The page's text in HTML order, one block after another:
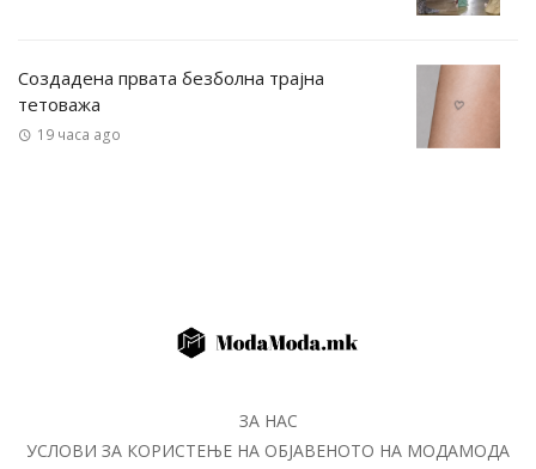
Создадена првата безболна трајна
тетоважа
19 часа ago
ЗА НАС
УСЛОВИ ЗА КОРИСТЕЊЕ НА ОБЈАВЕНОТО НА МОДАМОДА